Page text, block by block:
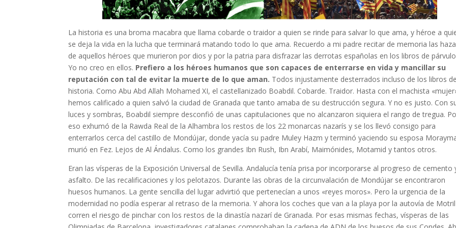
La historia es una broma macabra que llama cobarde o traidor a quien se rinde para salvar lo que ama, y héroe a
se deja la vida en la lucha que terminará matando todo lo que ama. Recuerdo a mi padre recitar de memoria las
de aquellos héroes que murieron por dios y por la patria para disfrazar las derrotas españolas en los libros de
Yo no creo en ellos. Prefiero a los héroes humanos que son capaces de enterrarse en vida y mancillar su
reputación con tal de evitar la muerte de lo que aman. Todos injustamente desterrados incluso de los libros de
historia. Como Abu Abd Allah Mohamed XI, el castellanizado Boabdil. Cobarde. Traidor. Hasta con el machista
hemos calificado a quien salvó la ciudad de Granada que tanto amaba de su destrucción segura. Y no es justo. Con
luces y sombras, Boabdil siempre desconfió de unas capitulaciones que no alcanzaron siquiera el rango de tregua.
eso exhumó de la Rawda Real de la Alhambra los restos de los 22 monarcas nazarís y se los llevó consigo para
enterrarlos cerca del castillo de Mondújar, donde yacía su padre Muley Hazm y terminó yaciendo su esposa
murió en Fez. Lejos de Al Ándalus. Como los grandes Ibn Rush, Ibn Arabí, Maimónides, Motamid y tantos otros.
Eran las vísperas de la Exposición Universal de Sevilla. Andalucía tenía prisa por incorporarse al progreso de cemento
asfalto. De las recalificaciones y los pelotazos. Durante las obras de la circunvalación de Mondújar se encontraron
huesos humanos. La gente sencilla del lugar advirtió que pertenecían a unos «reyes moros». Pero la urgencia de la
modernidad no podía esperar al retraso de la memoria. Y ahora los coches que van a la playa por la autovía de Motril
corren el riesgo de pinchar con los restos de la dinastía nazarí de Granada. Por esas mismas fechas, vísperas de las